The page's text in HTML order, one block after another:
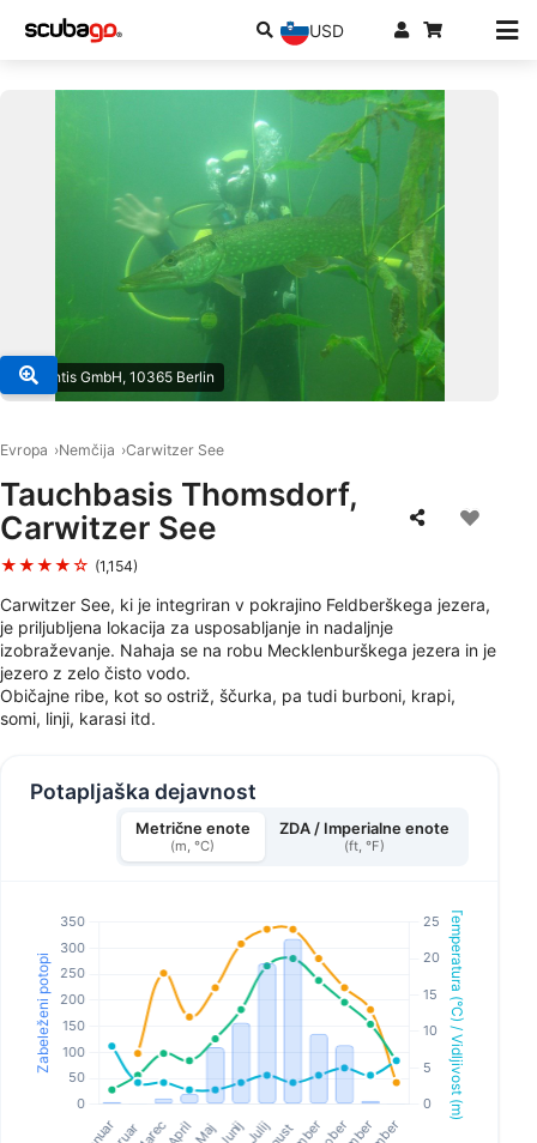
USD
© Atlantis GmbH, 10365 Berlin
Evropa Nemčija Carwitzer See
Tauchbasis Thomsdorf,
Carwitzer See
★★★★☆ (1,154)
Carwitzer See, ki je integriran v pokrajino Feldberškega jezera,
je priljubljena lokacija za usposabljanje in nadaljnje
izobraževanje. Nahaja se na robu Mecklenburškega jezera in je
jezero z zelo čisto vodo.
Običajne ribe, kot so ostriž, ščurka, pa tudi burboni, krapi,
somi, linji, karasi itd.
Potapljaška dejavnost
Metrične enote
(m, °C)
ZDA / Imperialne enote
(ft, °F)